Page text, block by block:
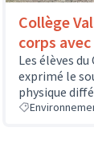
Collège
corps
Les élèves
exprimé le
physique